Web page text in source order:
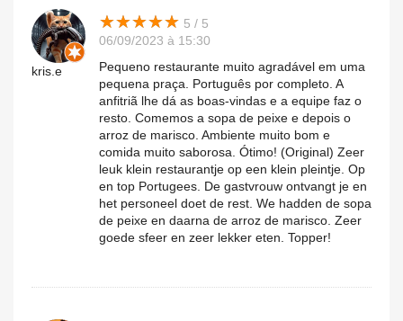
kris.e
★★★★★
★★★★★ 5 / 5
06/09/2023 à 15:30
Pequeno restaurante muito agradável em uma
pequena praça. Português por completo. A
anfitriã lhe dá as boas-vindas e a equipe faz o
resto. Comemos a sopa de peixe e depois o
arroz de marisco. Ambiente muito bom e
comida muito saborosa. Ótimo! (Original) Zeer
leuk klein restaurantje op een klein pleintje. Op
en top Portugees. De gastvrouw ontvangt je en
het personeel doet de rest. We hadden de sopa
de peixe en daarna de arroz de marisco. Zeer
goede sfeer en zeer lekker eten. Topper!